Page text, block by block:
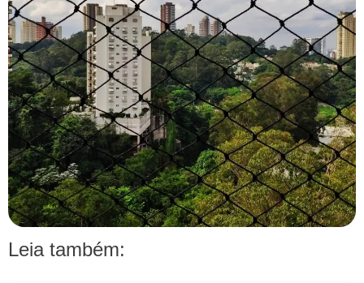
Leia também: